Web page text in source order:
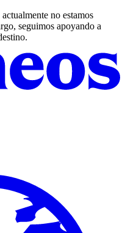
no estamos
seguimos apoyando a